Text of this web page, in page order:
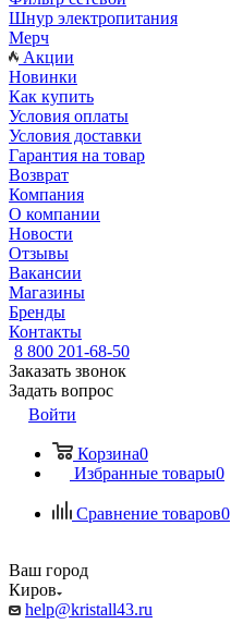
Шнур электропитания
Мерч
Акции
Новинки
Как купить
Условия оплаты
Условия доставки
Гарантия на товар
Возврат
Компания
О компании
Новости
Отзывы
Вакансии
Магазины
Бренды
Контакты
8 800 201-68-50
Заказать звонок
Задать вопрос
Войти
Корзина0
Избранные товары0
Сравнение товаров0
Ваш город
Киров
help@kristall43.ru